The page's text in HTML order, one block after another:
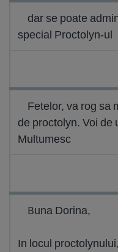
dar se poate
special Proctolyn-ul
Fetelor, va rog sa
de proctolyn. Voi de
Multumesc
Buna Dorina,
In locul